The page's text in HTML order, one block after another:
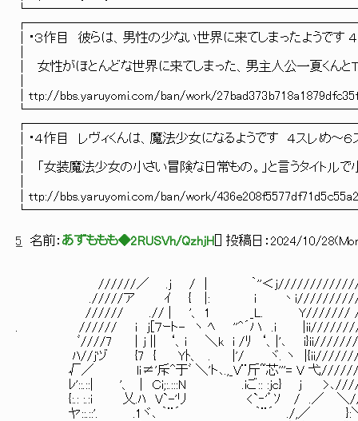
│・３作目 彼らは、男性の少ない世界に
│ 女性がほとんどな世界に来てしまった、男主人公一夏くん
│ttp://bbs.yaruyomi.com/ban/work/
│・４作目 レヴィくんは、魔法少女になるようです ４ス
│ 「女装魔法少女の小さい冒険な日常もの。
│ttp://bbs.yaruyomi.com/ban/work/
5 名前： あずももも◆2RUSVh/QzhjH ] 投稿日： 2024/10/
//////／ .j / | ｀''＜
./////ア ｲ { |: i 丶
////// .// | '、 1 _L. Y///////
. ////// ｉ j[７ｰト- ヽ ﾍ ''^´ハ .i
ﾞ////7 ｜j || ‘、ｉ ＼k i /ﾘ ‘、|'､
ﾊ//jヅ {7 { Yﾄ、 . |'/ ヾ. ヽ
√／ lｉ≠'斥^于ﾞ ＼'ト､.,_V¨斤~芯'''= V 弋
ﾚ'::.::| '、 | Ｃi;:.:::N .iご:: :jc} j >､
{:.: :.:i 乂.ﾊ V`-'リ <`‐'゜ｿ / .／
ヤ::.::'. .1ヾ､ ｀¨´ ｀¨´ ./,／ }: